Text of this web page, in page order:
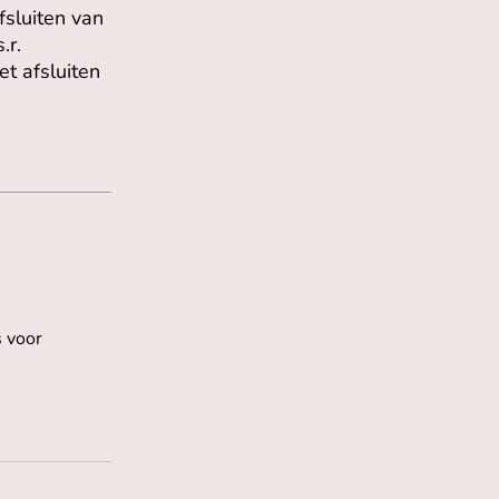
van
afsluiten
voor